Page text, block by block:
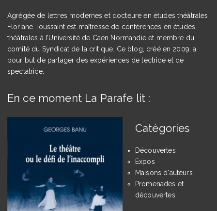
Agrégée de lettres modernes et docteure en études théâtrales,
Floriane Toussaint est maîtresse de conférences en études
théâtrales à l’Université de Caen Normandie et membre du
comité du Syndicat de la critique. Ce blog, créé en 2009, a
pour but de partager des expériences de lectrice et de
spectatrice.
En ce moment La Parafe lit :
Catégories
Découvertes
Expos
Maisons d'auteurs
Promenades et
découvertes